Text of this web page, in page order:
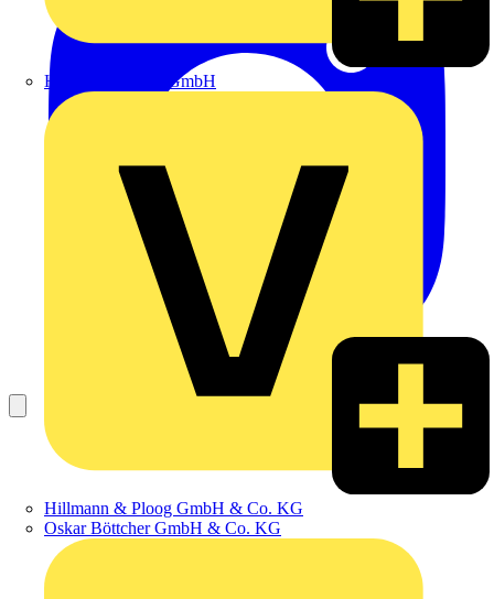
Heinrich Häusler GmbH
Hillmann & Ploog GmbH & Co. KG
Oskar Böttcher GmbH & Co. KG